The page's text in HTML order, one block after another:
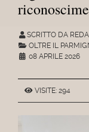
SCRITTO DA
OLTRE IL
08 APRILE 2026
VISITE: 294